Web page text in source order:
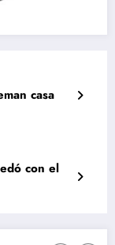
casa
con el